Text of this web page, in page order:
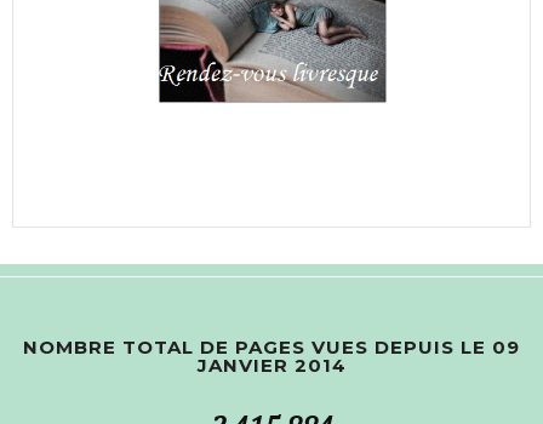
NOMBRE TOTAL DE PAGES VUES DEPUIS LE 09
JANVIER 2014